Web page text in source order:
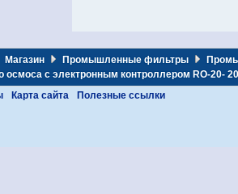
Магазин Промышленные фильтры
осмоса с электронным контроллером RO-20-
Карта сайта Полезные ссылки